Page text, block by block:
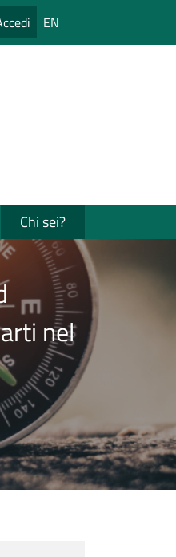
EN
Chi sei?
nel